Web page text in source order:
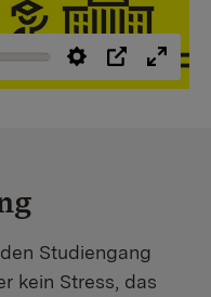
Einstellungen
PIP
Studiengang
kein Stress, das